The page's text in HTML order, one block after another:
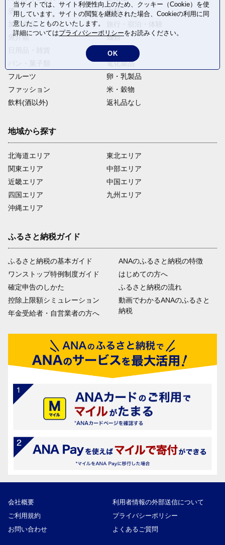
酒
肉類
加工食品
魚介類
麺類
野菜
電化製品
フルーツ
卵・乳製品
ファッション
米・穀物
飲料(酒以外)
返礼品なし
地域から探す
北海道エリア
関東エリア
近畿エリア
四国エリア
沖縄エリア
東北エリア
中部エリア
中国エリア
九州エリア
ふるさと納税ガイド
ふるさと納税の基本ガイド
ワンストップ特例制度ガイド
確定申告のしかた
控除上限額シミュレーション
年金受給者・自営業者の方へ
ANAのふるさと納税の特徴
はじめての方へ
ふるさと納税の流れ
動画でわかるANAのふるさと
納税
会社概要
利用者情報の外部送信について
ご利用規約
プライバシーポリシー
お問い合わせ
よくあるご質問
当サイトでは、サイト利便性向上のため、クッキー（Cookie）を使
用しています。サイトの閲覧を継続された場合、Cookieの利用に同
意したことものといたします。
詳細についてはプライバシーポリシーをお読みください。
OK